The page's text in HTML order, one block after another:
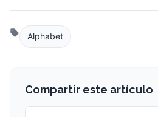
Alphabet
Compartir este artículo